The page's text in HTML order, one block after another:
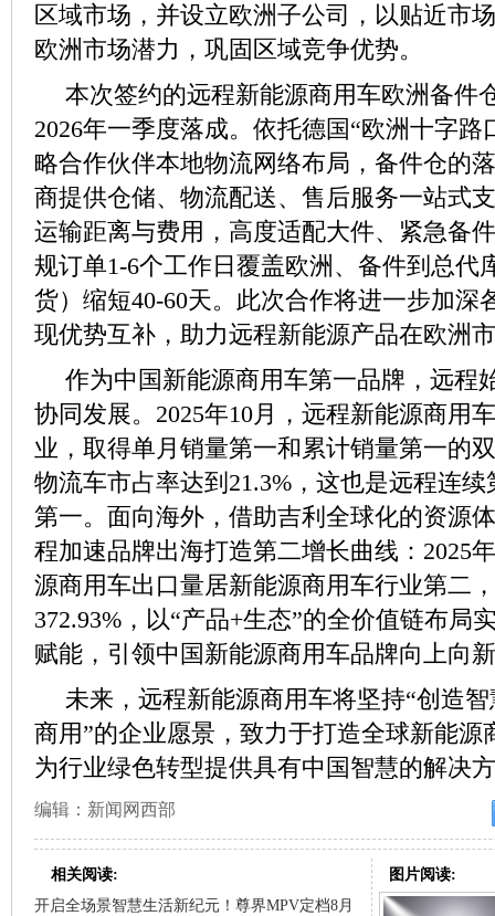
区域市场，并设立欧洲子公司，以贴近市
欧洲市场潜力，巩固区域竞争优势。
本次签约的远程新能源商用车欧洲备件
2026年一季度落成。依托德国“欧洲十字路
略合作伙伴本地物流网络布局，备件仓的
商提供仓储、物流配送、售后服务一站式
运输距离与费用，高度适配大件、紧急备
规订单1-6个工作日覆盖欧洲、备件到总代
货）缩短40-60天。此次合作将进一步加深
现优势互补，助力远程新能源产品在欧洲
作为中国新能源商用车第一品牌，远程
协同发展。2025年10月，远程新能源商用
业，取得单月销量第一和累计销量第一的
物流车市占率达到21.3%，这也是远程连
第一。面向海外，借助吉利全球化的资源
程加速品牌出海打造第二增长曲线：2025
源商用车出口量居新能源商用车行业第二
372.93%，以“产品+生态”的全价值链布局
赋能，引领中国新能源商用车品牌向上向
未来，远程新能源商用车将坚持“创造
商用”的企业愿景，致力于打造全球新能源
为行业绿色转型提供具有中国智慧的解决
编辑：新闻网西部
相关阅读:
开启全场景智慧生活新纪元！尊界MPV定档8月
图片阅读: